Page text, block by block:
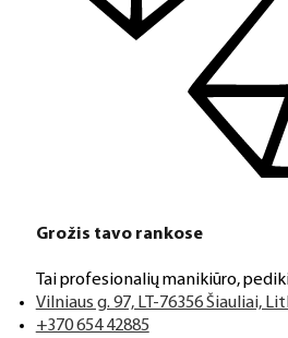
Grožis tavo rankose
Tai profesionalių manikiūro,
Vilniaus g. 97, LT-76356 Šiauliai,
+370 654 42885